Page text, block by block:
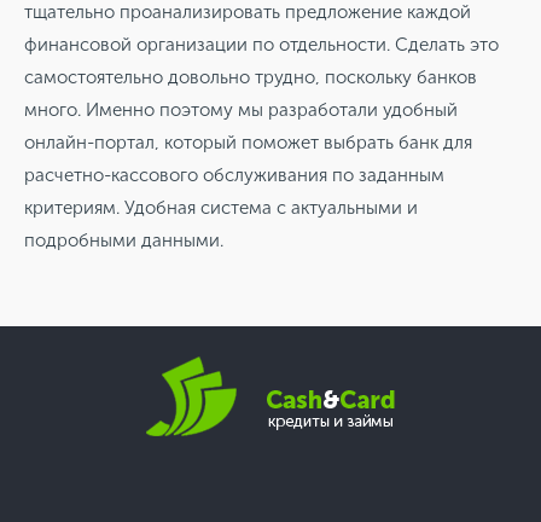
тщательно проанализировать предложение каждой
финансовой организации по отдельности. Сделать это
самостоятельно довольно трудно, поскольку банков
много. Именно поэтому мы разработали удобный
онлайн-портал, который поможет выбрать банк для
расчетно-кассового обслуживания по заданным
критериям. Удобная система с актуальными и
подробными данными.